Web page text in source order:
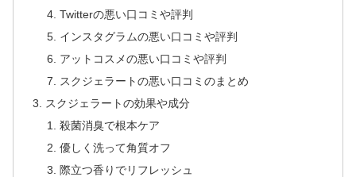
Twitterの悪い口コミや評判
インスタグラムの悪い口コミや評判
アットコスメの悪い口コミや評判
スクジェラートの悪い口コミのまとめ
スクジェラートの効果や成分
殺菌消臭で根本ケア
優しく洗って角質オフ
際立つ香りでリフレッシュ